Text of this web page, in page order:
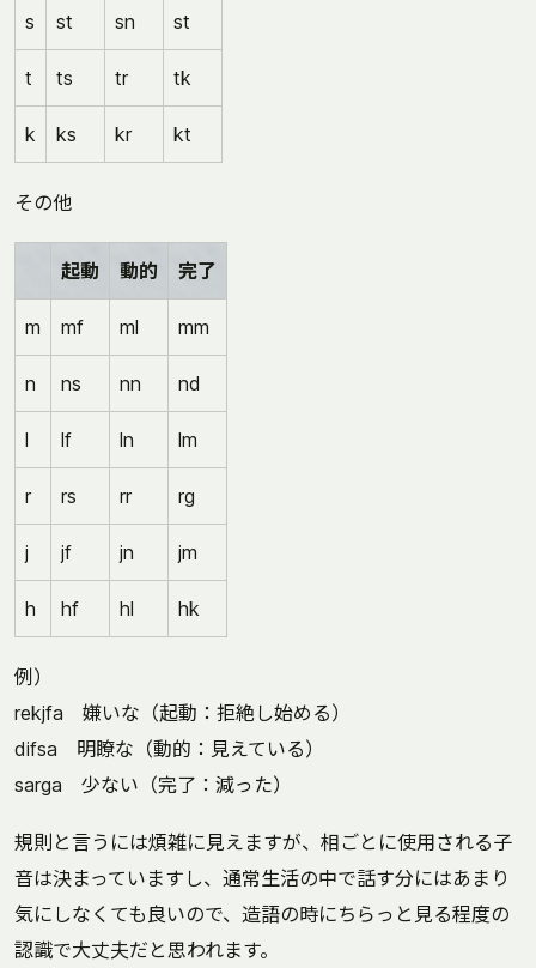
s st sn st
t ts tr tk
k ks kr kt
その他
起動 動的 完了
m mf ml mm
n ns nn nd
l lf ln lm
r rs rr rg
j jf jn jm
h hf hl hk
例）
rekjfa 嫌いな（起動：拒絶し始める）
difsa 明瞭な（動的：見えている）
sarga 少ない（完了：減った）
規則と言うには煩雑に見えますが、相ごとに使用される子
音は決まっていますし、通常生活の中で話す分にはあまり
気にしなくても良いので、造語の時にちらっと見る程度の
認識で大丈夫だと思われます。